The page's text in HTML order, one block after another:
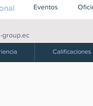
Calificaciones
group.ec
Eventos